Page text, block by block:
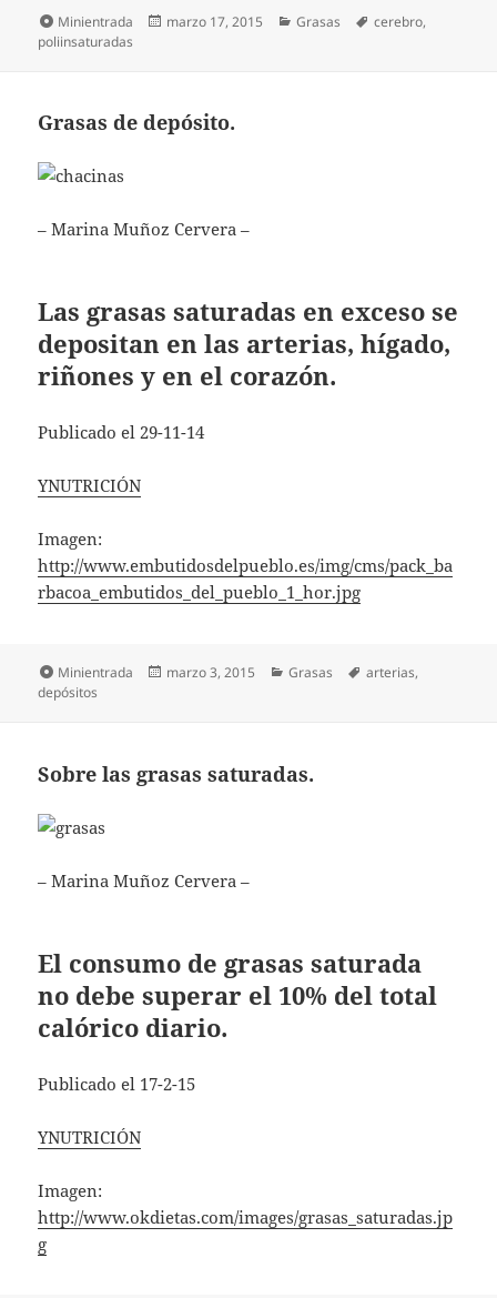
Formato
Minientrada
Publicado
marzo 17, 2015 Categorías
Grasas Etiquetas
cerebro,
poliinsaturadas
Grasas de depósito.
– Marina Muñoz Cervera –
Las grasas saturadas en exceso se
depositan en las arterias, hígado,
riñones y en el corazón.
Publicado el 29-11-14
YNUTRICIÓN
Imagen:
http://www.embutidosdelpueblo.es/img/cms/pack_ba
rbacoa_embutidos_del_pueblo_1_hor.jpg
Formato
Minientrada
Publicado
marzo 3, 2015 Categorías
Grasas Etiquetas
arterias,
depósitos
Sobre las grasas saturadas.
– Marina Muñoz Cervera –
El consumo de grasas saturada
no debe superar el 10% del total
calórico diario.
Publicado el 17-2-15
YNUTRICIÓN
Imagen:
http://www.okdietas.com/images/grasas_saturadas.jp
g